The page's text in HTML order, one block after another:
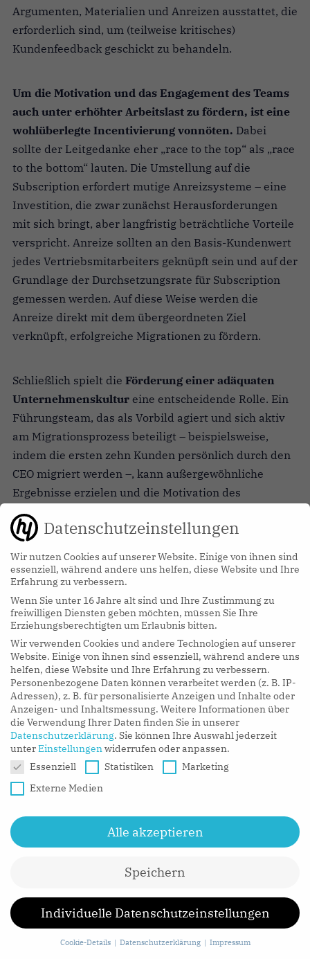
Argumenten, Materialien und Anreizen ausstattet, die
erforderlich sind, um (teilweise kritisches)
Kundenfeedback geschickt zu behandeln.
Um die Motivation und das Engagement des Teams
auch unter erhöhter Arbeitslast zu fördern, ist eine
wohlüberlegte Incentivierung vonnöten. Dabei
sollte der Leitgedanke eher „race to the top“ als „race
to the bottom“ lauten. Die Umstellung auf die
Subscription erfordert mutige Anreizsysteme – eine
Investition, die zwar zunächst Herausforderungen
mit sich bringt, aber langfristig beträchtliche Vorteile
verspricht. Anreize sollten an den Basis-Kundenwert
jedes Vertriebsmitarbeiters geknüpft sein und auf der
Grundlage der Durchsetzungsrate für Subscription
gemessen werden. Auf diese Weise werden die
Anreize direkt mit dem übergeordneten Ziel
verknüpft, erfolgreiche Migrationen zu fördern.
Schließlich spielt die Förderung einer adäquaten
Unternehmenskultur eine entscheidende Rolle. Ein
Führungsteam, das als Vorbild agiert und sich aktiv
am Migrationsprozess beteiligt – beispielsweise,
indem die ersten zehn Kunden persönlich durch den
CEO migriert werden –, kann außergewöhnliche
Ergebnisse erzielen und die Motivation des
Vertriebsteams signifikant fördern. Und wenn der
Launch des Subscription Modells nach langer
bedeutendes Ereignis zelebriert werden.
Schritt 10: Laufendes Reporting
und ggf. Iteration
In der Welt der Migration ist es wichtig zu erkennen,
dass keine Ex-ante-Validierung fehlerfrei sein wird.
Daher sollte das Team in der Lage sein, die
wenn die Umstände es erfordern. Die Fähigkeit, die
sich entwickelnde Migrationslandschaft in Echtzeit zu
verstehen und darauf zu reagieren, ist von
Datenschutzeinstellungen
Wir nutzen Cookies auf unserer Website. Einige von ihnen sind
essenziell, während andere uns helfen, diese Website und Ihre
Erfahrung zu verbessern.
Wenn Sie unter 16 Jahre alt sind und Ihre Zustimmung zu
freiwilligen Diensten geben möchten, müssen Sie Ihre
Erziehungsberechtigten um Erlaubnis bitten.
Wir verwenden Cookies und andere Technologien auf unserer
Website. Einige von ihnen sind essenziell, während andere uns
helfen, diese Website und Ihre Erfahrung zu verbessern.
Personenbezogene Daten können verarbeitet werden (z. B. IP-
Adressen), z. B. für personalisierte Anzeigen und Inhalte oder
Anzeigen- und Inhaltsmessung. Weitere Informationen über
die Verwendung Ihrer Daten finden Sie in unserer
Datenschutzerklärung. Sie können Ihre Auswahl jederzeit
unterEinstellungenwiderrufen oder anpassen.
Datenschutzeinstellungen
Essenziell Statistiken
Marketing
Externe Medien
Alle akzeptieren
Speichern
Individuelle Datenschutzeinstellungen
Cookie-Details Datenschutzerklärung Impressum